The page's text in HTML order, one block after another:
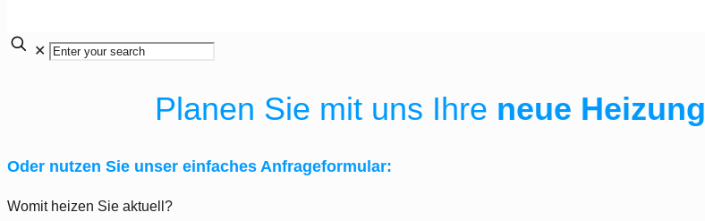
✕
Planen Sie mit uns Ihre neue Heizung
Oder nutzen Sie unser einfaches Anfrageformular:
Womit heizen Sie aktuell?